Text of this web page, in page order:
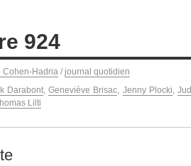
924
Cohen-Hadria / journal quotidien
Darabont ,Geneviève Brisac Jenny Plocki
Lilti